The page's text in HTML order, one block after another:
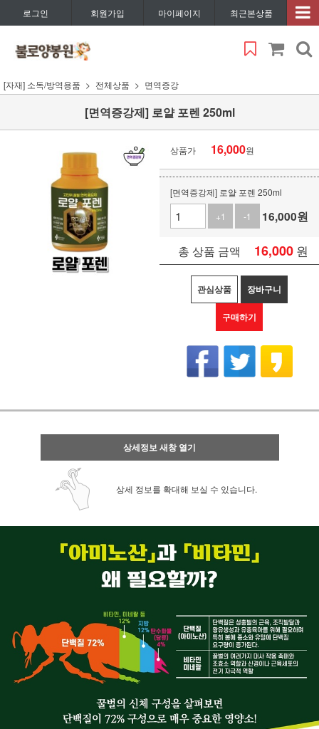
로그인 회원가입 마이페이지 최근본상품
[자재] 소독/방역용품 전체상품 면역증강
[면역증강제] 로얄 포렌 250ml
상품가 16,000원
[면역증강제] 로얄 포렌 250ml
+1
-1 16,000원
총 상품 금액 16,000 원
관심상품 장바구니
구매하기
상세정보 새창 열기
상세 정보를 확대해 보실 수 있습니다.